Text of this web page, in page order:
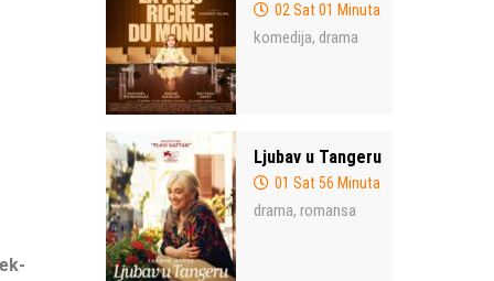
02 Sat 01 Minuta
komedija, drama
Ljubav u Tangeru
01 Sat 56 Minuta
drama, romansa